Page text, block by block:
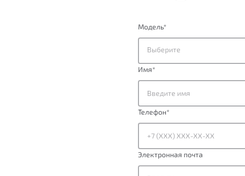
Модель*
Выберите
Имя*
Телефон*
Электронная почта